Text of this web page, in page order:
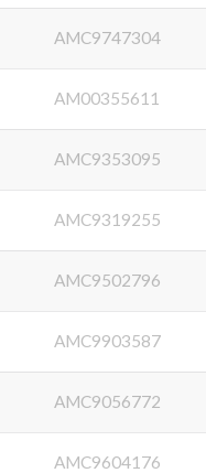
AMC9747304
AM00355611
AMC9353095
AMC9319255
AMC9502796
AMC9903587
AMC9056772
AMC9604176